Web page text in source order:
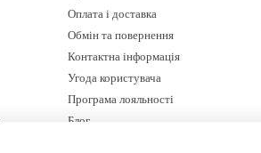
Оплата і доставка
Обмін та повернення
Контактна інформація
Угода користувача
Програма лояльності
Блог